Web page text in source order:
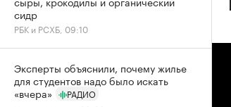
сидр
РБК и РСХБ, 09:10
Эксперты объяснили, почему жилье
для студентов надо было искать
«вчера»
РАДИО